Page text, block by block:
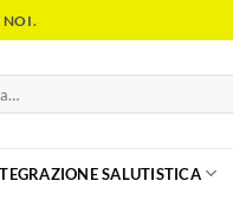
NOI.
SALUTISTICA